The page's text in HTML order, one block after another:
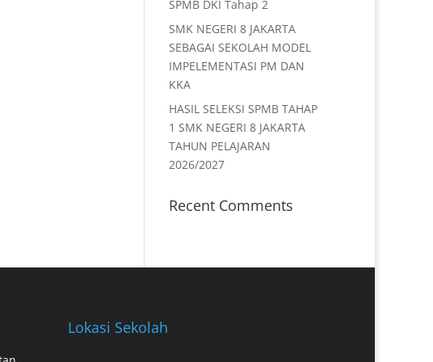
SPMB DKI Tahap 2
SMK NEGERI 8 JAKARTA
SEBAGAI SEKOLAH MODEL
IMPELEMENTASI PM DAN
KKA
HASIL SELEKSI SPMB TAHAP
1 SMK NEGERI 8 JAKARTA
TAHUN PELAJARAN
2026/2027
Recent Comments
Lokasi Sekolah